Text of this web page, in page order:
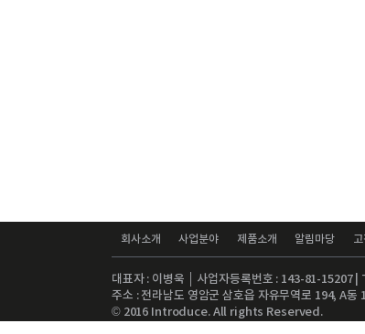
회사소개 사업분야 제품소개 알림마당
대표자 : 이병욱 │ 사업자등록번호 : 143-81-15207
주소 : 전라남도 영암군 삼호읍 자유무역로 194, A
© 2016 Introduce. All rights Reserved.